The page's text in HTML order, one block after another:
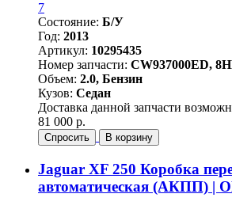
7
Состояние: Б/У
Год: 2013
Артикул: 10295435
Номер запчасти: CW937000ED,
Объем: 2.0, Бензин
Кузов: Седан
Доставка данной запчасти
81 000 р.
Спросить В корзину
Jaguar XF 250 Коробка
автоматическая (АКПП) |